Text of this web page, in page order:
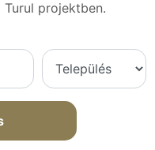
projektben.